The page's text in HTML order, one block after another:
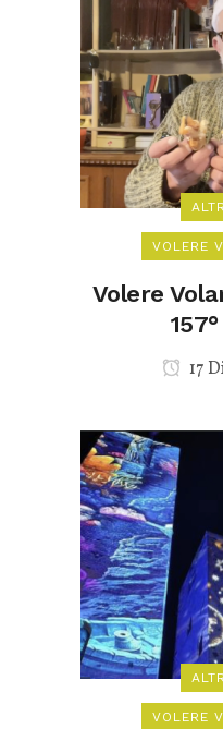
VOLERE
Volere
17
VOLERE